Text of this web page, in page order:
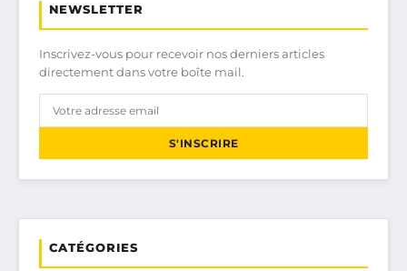
NEWSLETTER
Inscrivez-vous pour recevoir nos derniers articles
directement dans votre boîte mail.
S'INSCRIRE
CATÉGORIES